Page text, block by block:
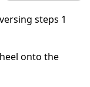
steps 1
onto the